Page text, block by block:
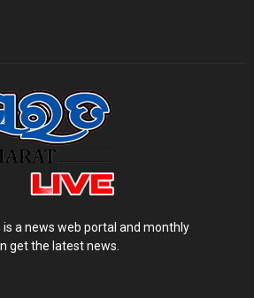
a news web portal and monthly
get the latest news.